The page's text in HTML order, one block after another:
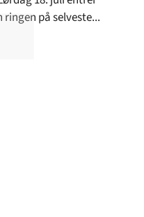
på selveste...